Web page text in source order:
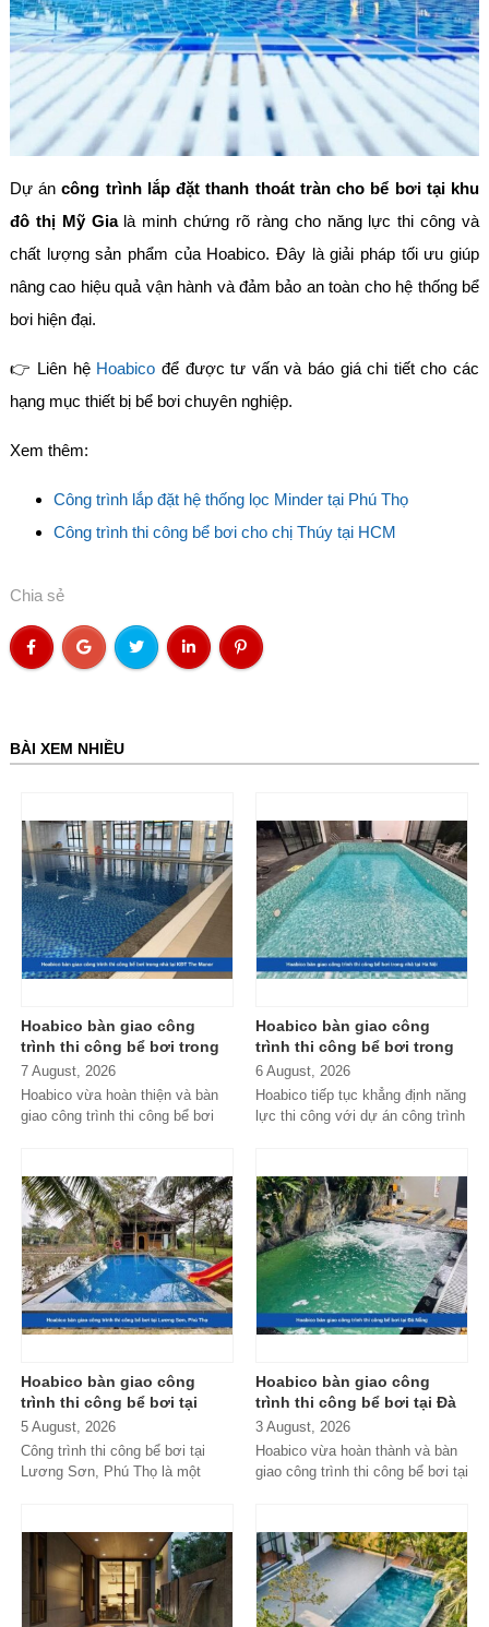
Dự áncông trình lắp đặt thanh thoát tràn cho bể bơi tại khu
đô thị Mỹ Gialà minh chứng rõ ràng cho năng lực thi công và
chất lượng sản phẩm của Hoabico. Đây là giải pháp tối ưu giúp
nâng cao hiệu quả vận hành và đảm bảo an toàn cho hệ thống bể
bơi hiện đại.
👉 Liên hệ Hoabico để được tư vấn và báo giá chi tiết cho các
hạng mục thiết bị bể bơi chuyên nghiệp.
Xem thêm:
Công trình lắp đặt hệ thống lọc Minder tại Phú Thọ
Công trình thi công bể bơi cho chị Thúy tại HCM
Chia sẻ
BÀI XEM NHIỀU
Hoabico bàn giao công
trình thi công bể bơi trong
nhà tại KĐT The Manor
7 August, 2026
Hoabico vừa hoàn thiện và bàn
giao công trình thi công bể bơi
Hoabico bàn giao công
trình thi công bể bơi trong
nhà tại Hà Nội
6 August, 2026
Hoabico tiếp tục khẳng định năng
lực thi công với dự án công trình
Hoabico bàn giao công
trình thi công bể bơi tại
Lương Sơn, Phú Thọ
5 August, 2026
Công trình thi công bể bơi tại
Lương Sơn, Phú Thọ là một
Hoabico bàn giao công
trình thi công bể bơi tại Đà
Nẵng
3 August, 2026
Hoabico vừa hoàn thành và bàn
giao công trình thi công bể bơi tại